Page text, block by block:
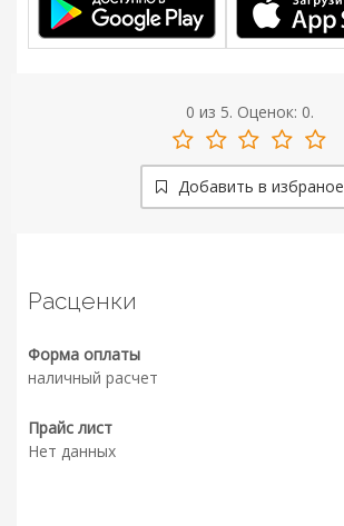
0 из 5. Оценок: 0.
Добавить в избраное
Расценки
Форма оплаты
наличный расчет
Прайс лист
Нет данных